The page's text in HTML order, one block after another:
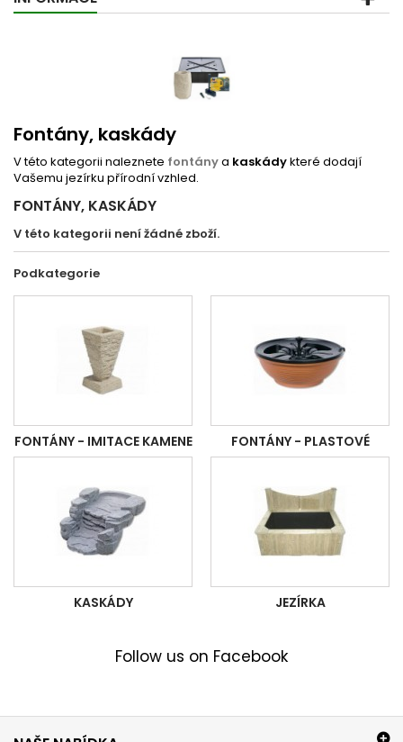
Fontány, kaskády
V této kategorii naleznete fontánya kaskádykteré dodají
Vašemu jezírku přírodní vzhled.
FONTÁNY, KASKÁDY
V této kategorii není žádné zboží.
Podkategorie
FONTÁNY - IMITACE KAMENE FONTÁNY - PLASTOVÉ
KASKÁDY JEZÍRKA
Follow us on Facebook